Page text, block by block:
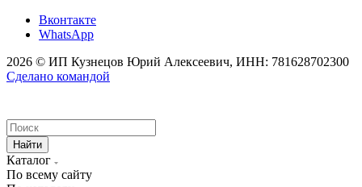
Вконтакте
WhatsApp
2026 © ИП Кузнецов Юрий Алексеевич, ИНН: 781628702300
Сделано командой
Найти
Каталог
По всему сайту